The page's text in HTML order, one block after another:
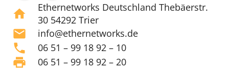
home
Ethernetworks Deutschland Thebäerstr.
30 54292 Trier
mail info@ethernetworks.de
phone 06 51 – 99 18 92 – 10
print 06 51 – 99 18 92 – 20